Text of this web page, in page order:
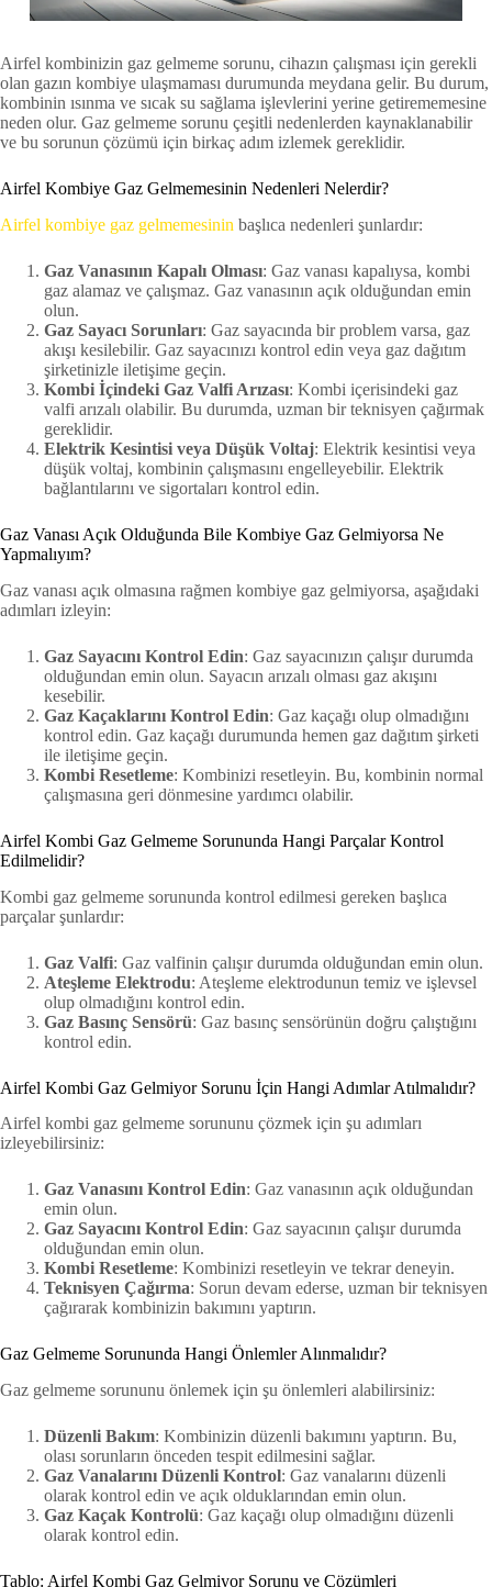
Airfel kombinizin gaz gelmeme sorunu, cihazın çalışması için gerekli
olan gazın kombiye ulaşmaması durumunda meydana gelir. Bu durum,
kombinin ısınma ve sıcak su sağlama işlevlerini yerine getirememesine
neden olur. Gaz gelmeme sorunu çeşitli nedenlerden kaynaklanabilir
ve bu sorunun çözümü için birkaç adım izlemek gereklidir.
Airfel Kombiye Gaz Gelmemesinin Nedenleri Nelerdir?
Airfel kombiye gaz gelmemesinin başlıca nedenleri şunlardır:
Gaz Vanasının Kapalı Olması: Gaz vanası kapalıysa, kombi
gaz alamaz ve çalışmaz. Gaz vanasının açık olduğundan emin
olun.
Gaz Sayacı Sorunları: Gaz sayacında bir problem varsa, gaz
akışı kesilebilir. Gaz sayacınızı kontrol edin veya gaz dağıtım
şirketinizle iletişime geçin.
Kombi İçindeki Gaz Valfi Arızası: Kombi içerisindeki gaz
valfi arızalı olabilir. Bu durumda, uzman bir teknisyen çağırmak
gereklidir.
Elektrik Kesintisi veya Düşük Voltaj: Elektrik kesintisi veya
düşük voltaj, kombinin çalışmasını engelleyebilir. Elektrik
bağlantılarını ve sigortaları kontrol edin.
Gaz Vanası Açık Olduğunda Bile Kombiye Gaz Gelmiyorsa Ne
Yapmalıyım?
Gaz vanası açık olmasına rağmen kombiye gaz gelmiyorsa, aşağıdaki
adımları izleyin:
Gaz Sayacını Kontrol Edin: Gaz sayacınızın çalışır durumda
olduğundan emin olun. Sayacın arızalı olması gaz akışını
kesebilir.
Gaz Kaçaklarını Kontrol Edin: Gaz kaçağı olup olmadığını
kontrol edin. Gaz kaçağı durumunda hemen gaz dağıtım şirketi
ile iletişime geçin.
Kombi Resetleme: Kombinizi resetleyin. Bu, kombinin normal
çalışmasına geri dönmesine yardımcı olabilir.
Airfel Kombi Gaz Gelmeme Sorununda Hangi Parçalar Kontrol
Edilmelidir?
Kombi gaz gelmeme sorununda kontrol edilmesi gereken başlıca
parçalar şunlardır:
Gaz Valfi: Gaz valfinin çalışır durumda olduğundan emin olun.
Ateşleme Elektrodu: Ateşleme elektrodunun temiz ve işlevsel
olup olmadığını kontrol edin.
Gaz Basınç Sensörü: Gaz basınç sensörünün doğru çalıştığını
kontrol edin.
Airfel Kombi Gaz Gelmiyor Sorunu İçin Hangi Adımlar Atılmalıdır?
Airfel kombi gaz gelmeme sorununu çözmek için şu adımları
izleyebilirsiniz:
Gaz Vanasını Kontrol Edin: Gaz vanasının açık olduğundan
emin olun.
Gaz Sayacını Kontrol Edin: Gaz sayacının çalışır durumda
olduğundan emin olun.
Kombi Resetleme: Kombinizi resetleyin ve tekrar deneyin.
Teknisyen Çağırma: Sorun devam ederse, uzman bir teknisyen
çağırarak kombinizin bakımını yaptırın.
Gaz Gelmeme Sorununda Hangi Önlemler Alınmalıdır?
Gaz gelmeme sorununu önlemek için şu önlemleri alabilirsiniz:
Düzenli Bakım: Kombinizin düzenli bakımını yaptırın. Bu,
olası sorunların önceden tespit edilmesini sağlar.
Gaz Vanalarını Düzenli Kontrol: Gaz vanalarını düzenli
olarak kontrol edin ve açık olduklarından emin olun.
Gaz Kaçak Kontrolü: Gaz kaçağı olup olmadığını düzenli
olarak kontrol edin.
Tablo: Airfel Kombi Gaz Gelmiyor Sorunu ve Çözümleri